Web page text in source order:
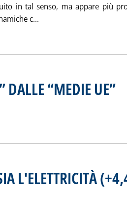
in tal senso, ma appare più
c... Leggi tutta la notizia:
DALLE “MEDIE UE”..
DALLE “MEDIE UE”'
L'ELETTRICITÀ